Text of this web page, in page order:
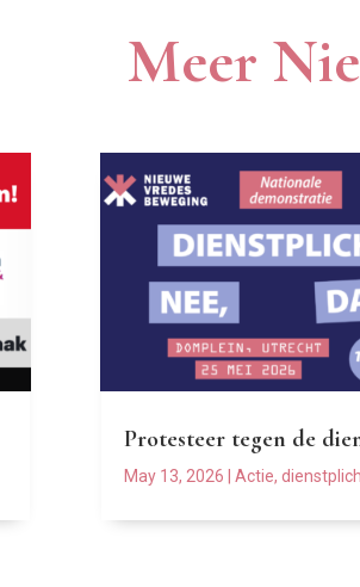
Meer
Protesteer tegen de
May 13, 2026 Actie,